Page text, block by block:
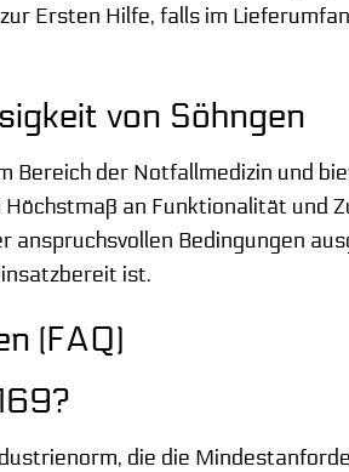
Ersten Hilfe, falls im
von Söhngen
Bereich der Notfallmedizin und
Höchstmaß an Funktionalität
anspruchsvollen Bedingungen
ist.
(FAQ)
die die